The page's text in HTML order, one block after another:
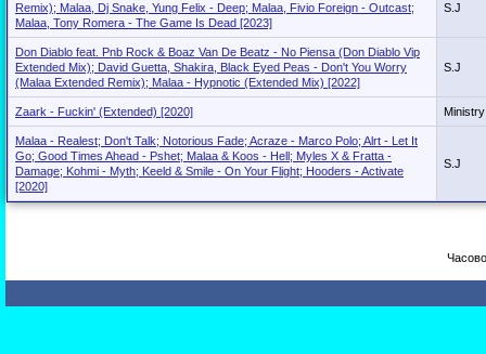
Remix); Malaa, Dj Snake, Yung Felix - Deep; Malaa, Fivio Foreign - Outcast;
Malaa, Tony Romera - The Game Is Dead [2023]
S.J
Don Diablo feat. Pnb Rock & Boaz Van De Beatz - No Piensa (Don Diablo Vip
Extended Mix); David Guetta, Shakira, Black Eyed Peas - Don't You Worry
(Malaa Extended Remix); Malaa - Hypnotic (Extended Mix) [2022]
S.J
Zaark - Fuckin' (Extended) [2020] Ministry
Malaa - Realest; Don't Talk; Notorious Fade; Acraze - Marco Polo; Alrt - Let It
Go; Good Times Ahead - Pshet; Malaa & Koos - Hell; Myles X & Fratta -
Damage; Kohmi - Myth; Keeld & Smile - On Your Flight; Hooders - Activate
[2020]
S.J